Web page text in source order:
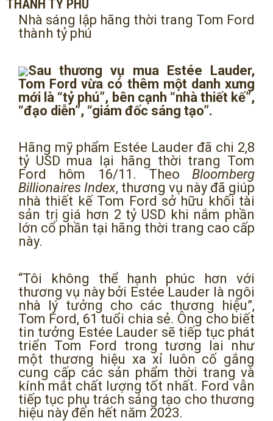
THÀNH TỶ PHÚ
Nhà sáng lập hãng thời trang Tom Ford
thành tỷ phú
Sau thương vụ mua Estée Lauder,
Tom Ford vừa có thêm một danh xưng
mới là “tỷ phú”, bên cạnh “nhà thiết kế”,
“đạo diễn”, “giám đốc sáng tạo”.
Hãng mỹ phẩm Estée Lauder đã chi 2,8
tỷ USD mua lại hãng thời trang Tom
Ford hôm 16/11. Theo Bloomberg
Billionaires Index, thương vụ này đã giúp
nhà thiết kế Tom Ford sở hữu khối tài
sản trị giá hơn 2 tỷ USD khi nắm phần
lớn cổ phần tại hãng thời trang cao cấp
này.
“Tôi không thể hạnh phúc hơn với
thương vụ này bởi Estée Lauder là ngôi
nhà lý tưởng cho các thương hiệu”,
Tom Ford, 61 tuổi chia sẻ. Ông cho biết
tin tưởng Estée Lauder sẽ tiếp tục phát
triển Tom Ford trong tương lai như
một thương hiệu xa xỉ luôn cố gắng
cung cấp các sản phẩm thời trang và
kính mắt chất lượng tốt nhất. Ford vẫn
tiếp tục phụ trách sáng tạo cho thương
hiệu này đến hết năm 2023.